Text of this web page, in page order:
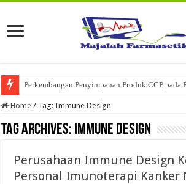
Perkembangan Penyimpanan Produk CCP
Home / Tag:Immune Design
Tag Archives: Immune Design
Perusahaan Immune Design
Personal Imunoterapi Kanker